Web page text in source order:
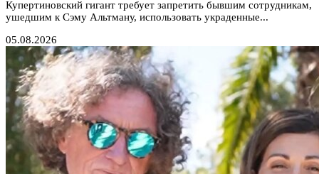
Купертиновский гигант требует запретить бывшим сотрудникам,
ушедшим к Сэму Альтману, использовать украденные...
05.08.2026